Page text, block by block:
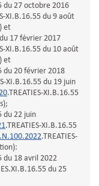
du 27 octobre 2016
XI.B.16.55 du 9 août
et
17 février 2017
XI.B.16.55 du 10 août
et
du 20 février 2018
XI.B.16.55 du 19 juin
.TREATIES-XI.B.16.55
du 22 juin
.TREATIES-XI.B.16.55
.TREATIES-
du 18 avril 2022
du 25